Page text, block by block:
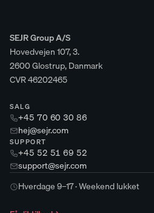
SEJR Group A/S
Hovedvejen 107, 3.
2600 Glostrup, Danmark
CVR 46202465
SALG
+45 70 60 30 86
hej@sejr.com
SUPPORT
+45 52 51 69 52
support@sejr.com
Hverdage 9–17 · Weekend lukket